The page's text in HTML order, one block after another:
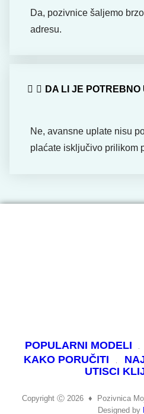
Da, pozivnice šaljemo
adresu.
DA LI JE
Ne, avansne uplate nisu
plaćate isključivo prilikom
POPULARNI MODELI
KAKO PORUČITI
UTISCI
Copyright Ⓒ 2026 ♦ Pozivnica
Designed by